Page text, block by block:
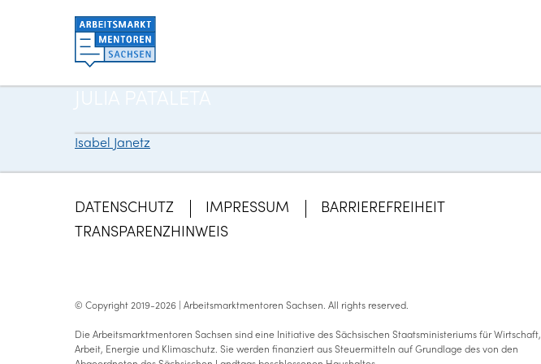
Beitragsnavigation
Isabel Janetz
DATENSCHUTZ IMPRESSUM
BARRIEREFREIHEIT
TRANSPARENZHINWEIS
© Copyright 2019-2026 | Arbeitsmarktmentoren Sachsen. All rights reserved.
Die Arbeitsmarktmentoren Sachsen sind eine Initiative des Sächsischen Staatsministeriums für Wirtschaft,
Arbeit, Energie und Klimaschutz. Sie werden finanziert aus Steuermitteln auf Grundlage des von den